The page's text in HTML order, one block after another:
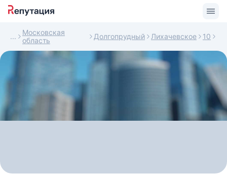
Московская
область
Долгопрудный Лихачевское 10